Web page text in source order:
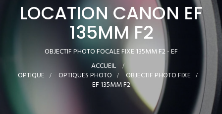
LOCATION CANON EF
135MM F2
OBJECTIF PHOTO FOCALE FIXE 135MM F2 - EF
ACCUEIL >
OPTIQUE > OPTIQUES PHOTO > OBJECTIF PHOTO FIXE >
EF 135MM F2